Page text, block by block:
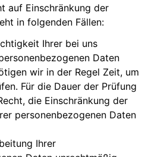
auf Einschränkung der
in folgenden Fällen:
Ihrer bei uns
Daten
wir in der Regel Zeit, um
Für die Dauer der Prüfung
die Einschränkung der
personenbezogenen Daten
Ihrer